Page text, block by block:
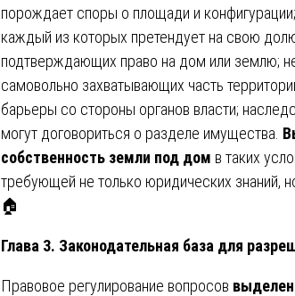
порождает споры о площади и
каждый из которых претендует на свою
подтверждающих право на дом или землю;
самовольно захватывающих часть
барьеры со стороны органов власти;
могут договориться о разделе имущества.
собственность земли под дом в таких
требующей не только юридических знаний,
🏠
Глава 3. Законодательная база для
Правовое регулирование вопросов